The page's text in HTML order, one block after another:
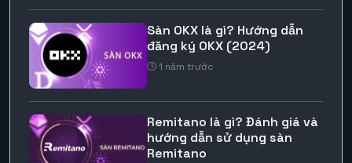
Sàn OKX là gì? Hướng dẫn
đăng ký OKX (2024)
1 năm trước
Remitano là gì? Đánh giá và
hướng dẫn sử dụng sàn
Remitano